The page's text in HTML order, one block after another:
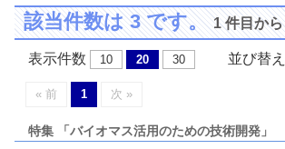
該当件数は 3 です。1 件目か
表示件数 10 20 30 並び替え
« 前 1 次 »
特集 「バイオマス活用のための技術開発」